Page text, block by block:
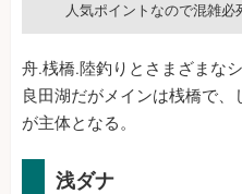
人気ポイントなので混雑必
舟.桟橋.陸釣りとさまざまな
良田湖だがメインは桟橋で
が主体となる。
浅ダナ